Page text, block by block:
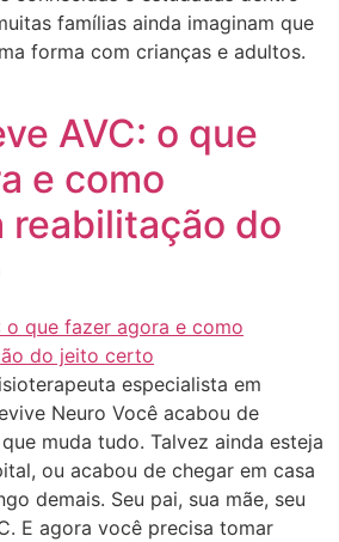
famílias ainda imaginam que
forma com crianças e adultos.
AVC: o que
e como
reabilitação do
especialista em
Neuro Você acabou de
muda tudo. Talvez ainda esteja
ou acabou de chegar em casa
demais. Seu pai, sua mãe, seu
E agora você precisa tomar